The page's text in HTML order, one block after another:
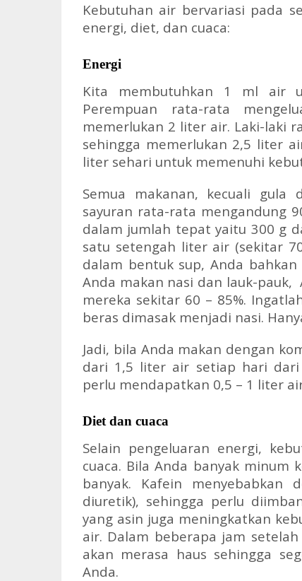
Kebutuhan air bervariasi pada
energi, diet, dan cuaca:
Energi
Kita membutuhkan 1 ml air
Perempuan rata-rata
memerlukan 2 liter air. Laki-laki
sehingga memerlukan 2,5 liter
liter sehari untuk memenuhi
Semua makanan, kecuali gula
sayuran rata-rata mengandung
dalam jumlah tepat yaitu 300 g
satu setengah liter air (sekitar
dalam bentuk sup, Anda
Anda makan nasi dan lauk-
mereka sekitar 60 – 85%.
beras dimasak menjadi nasi.
Jadi, bila Anda makan dengan
dari 1,5 liter air setiap hari dari
perlu mendapatkan 0,5 – 1 liter
Diet dan cuaca
Selain pengeluaran energi,
cuaca. Bila Anda banyak minum
banyak. Kafein
diuretik), sehingga perlu
yang asin juga meningkatkan
air. Dalam beberapa jam
akan merasa haus sehingga
Anda.